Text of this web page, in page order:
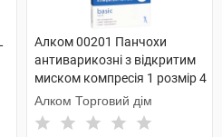
Алком 00201 Панчохи
антиварикозні з відкритим
миском компресія 1 розмір 4
бежевий 1 пара
Алком Торговий дім